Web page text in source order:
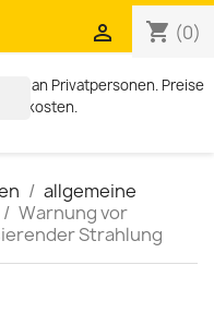
shopping_cart (0)

an Privatpersonen. Preise
allgemeine
Warnung vor
Strahlung